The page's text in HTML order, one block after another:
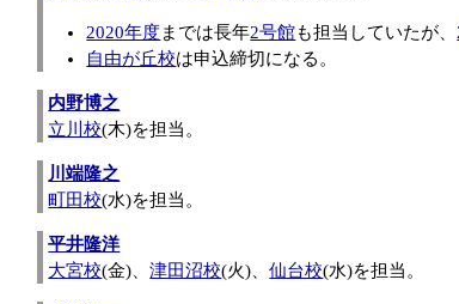
2020年度までは長年2号館も担当していたが、
自由が丘校は申込締切になる。
内野博之
立川校(木)を担当。
川端隆之
町田校(水)を担当。
平井隆洋
大宮校(金)、津田沼校(火)、仙台校(水)を担当。